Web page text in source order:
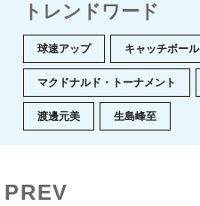
トレンドワード
球速アップ キャッチボール
マクドナルド・トーナメント
渡邊元美 生島峰至
PREV